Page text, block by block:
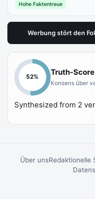
Hohe Faktentreue
Werbung stört den
52%
Truth-Score
Konsens über
Synthesized from 2
Über unsRedaktionelle